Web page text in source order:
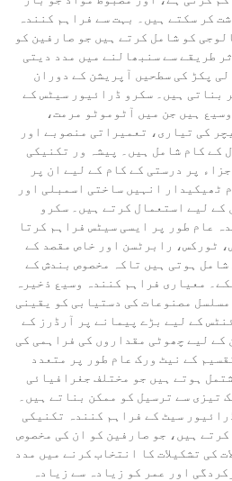
کر سکتے ہیں۔ بہت سے فراہم کنندہ
کو شامل کرتے ہیں جو صارفین کو
طریقے سے سنبھالنے میں مدد دیتی
پکڑ کی سطحیں آپریشن کے دوران
بناتی ہیں۔ سکرو ڈرائیور سیٹس کے
ہیں جن میں آٹوموٹو مرمت،
کی تیاری، تعمیراتی منصوبے اور
کے کام شامل ہیں۔ پیشہ ور تکنیکی
پر درستی کے کام کے لیے ان پر
ٹھیکیدار انہیں ساختی اسمبلی اور
کے لیے استعمال کرتے ہیں۔ سکرو
عام طور پر ایسی سیٹس فراہم کرتا
ٹورکس، رابرٹسن اور خاص مقصد کے
ہوتی ہیں تاکہ مخصوص بندش کے
معیاری فراہم کنندہ وسیع ذخیرہ
مصنوعات کی دستیابی کو یقینی
کے لیے بڑے پیمانے پر آرڈرز کے
لیے چھوٹی مقداروں کی فراہمی کی
کے نیٹ ورک عام طور پر متعدد
ہوتے ہیں جو مختلف جغرافیائی
تیزی سے ترسیل کو ممکن بناتے ہیں۔
سیٹ کے فراہم کنندہ تکنیکی
ہیں، جو صارفین کو ان کی مخصوص
کی تشکیلات کا انتخاب کرنے میں مدد
اور عمر کو زیادہ سے زیادہ